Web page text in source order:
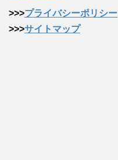
>>>プライバシーポリシー
>>>サイトマップ